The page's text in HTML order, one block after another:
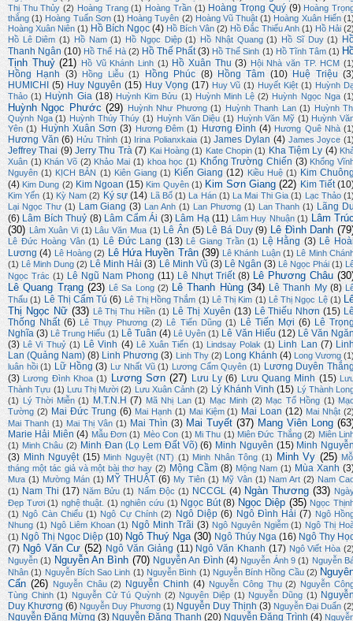
Thị Thu Thủy (2) Hoàng Trang (1) Hoàng Trần (1) Hoàng Trọng Quý (9) Hoàng
thắng (1) Hoàng Tuấn Sơn (1) Hoàng Tuyên (2) Hoàng Vũ Thuật (1) Hoàng Xuân Hiến
Hoàng Xuân Niên (1) Hồ Bích Ngọc (4) Hồ Bích Vân (2) Hồ Đắc Thiếu Anh (1) Hồ Hải
Hồ Lê Diêm (1) Hồ Nam (1) Hồ Ngọc Diệp (1) Hồ Nhật Quang (1) Hồ Sĩ Duy (1)
Thanh Ngân (10) Hồ Thế Hà (2) Hồ Thế Phất (3) Hồ Thế Sinh (1) Hồ Tĩnh Tâm (1)
Tịnh Thuỷ (21) Hồ Vũ Khánh Linh (1) Hồ Xuân Thu (3) Hội Nhà văn TP. HCM
Hồng Hạnh (3) Hồng Liễu (1) Hồng Phúc (8) Hồng Tâm (10) Huệ Triệu
HUMICHI
(5) Huy Nguyên (15) Huy Vọng (17) Huy Vũ (1) Huyết Kiệt (1) Huỳnh
Thảo (1) Huỳnh Gia (18) Huỳnh Kim Bửu (1) Huỳnh Minh Lệ (2) Huỳnh Ngọc Nga
Huỳnh Ngọc Phước (29) Huỳnh Như Phương (1) Huỳnh Thanh Lan (1)
Huỳnh
Quỳnh Nga (1) Huỳnh Thúy Thúy (1) Huỳnh Văn Diệu (1) Huỳnh Văn Mỹ (1) Huỳnh
Yên (1) Huỳnh Xuân Sơn (3) Hương Đêm (1) Hương Đình (4) Hương Quê Nhà
Hương Văn (6) Hửu Thỉnh (1) Irina Polianxkaia (1) James Dylan (4) James Joyce
Jeffrey Thai (9) Jerry Thu Trà (7) Kai Hoàng (1) Kate Chopin (1) Kha Tiệm Ly (4)
Xuân (1) Khán Võ (2) Khảo Mai (1) khoa học (1) Khổng Trường Chiến (3) Khổng
Nguyên (1) KỊCH BẢN (1) Kiên Giang (1) Kiến Giang (12) Kiều Huệ (1) Kim
(4) Kim Dung (2) Kim Ngoan (15) Kim Quyên (1) Kim Sơn Giang (22) Kim Tiết
Kim Yến (1) Kỳ Nam (2) Ký sự (14) Lã Bố (1) La Hán (1) La Mai Thi Gia (1) Lạc Thảo
Lại Ngọc Thư (1) Lam Giang (3) Lan Anh (1) Lan Phương (1) Lan Thanh (1) Lãng
(6) Lâm Bích Thuỷ (8) Lâm Cẩm Ái (3) Lâm Hạ (11) Lâm Huy Nhuận (1) Lâm
(30) Lâm Xuân Vi (1) Lâu Văn Mua (1) Lê Ân (5) Lê Bá Duy (9) Lê Đình Danh
Lê Đức Hoàng Vân (1) Lê Đức Lang (13) Lê Giang Trần (1) Lệ Hằng (3) Lê
Lương (4) Lê Hoàng (2) Lê Hứa Huyền Trân (39) Lê Khánh Luận (1) Lê Minh
(1) Lê Minh Dung (2) Lê Minh Hải (3) Lê Minh Vũ (3) Lê Ngân (3) Lê Ngọc Phái (1)
Ngọc Trác (1) Lê Ngũ Nam Phong (11) Lê Nhựt Triết (8) Lê Phương Châu
Lê Quang Trạng (23) Lê Sa Long (2) Lê Thanh Hùng (34) Lê Thanh My (8)
Thấu (1) Lê Thị Cẩm Tú (6) Lê Thị Hồng Thắm (1) Lê Thị Kim (1) Lê Thị Ngọc Lệ (1)
Thị Ngọc Nữ (33) Lê Thị Thu Hiền (1) Lê Thị Xuyên (13) Lê Thiếu Nhơn (15)
Thống Nhất (6) Lê Thụy Phương (2) Lê Tiến Dũng (1) Lê Tiến Mợi (6) Lê
Nghĩa (3) Lê Trung Hiếu (1) Lê Tuân (4) Lê Uyên (1) Lê Văn Hiếu (12) Lê Văn
(3) Lê Vi Thuỷ (1) Lê Vinh (4) Lê Xuân Tiến (1) Lindsay Polak (1) Linh Lan (7)
Lan (Quảng Nam) (8) Linh Phương (3) Linh Thy (2) Long Khánh (4) Long Vương
luân hồi (1) Lữ Hồng (3) Lư Nhất Vũ (1) Lương Cẩm Quyên (1) Lương Duyên
(3) Lương Đình Khoa (1) Lương Sơn (27) Lưu Ly (6) Lưu Quang Minh (15)
Thành Tựu (1) Lưu Thị Mười (2) Lưu Xuân Cảnh (2) Lý Khánh Vinh (15) Lý Thành
(1)
Lý Thời Miễn (1) M.T.N.H (7) Mã Nhị Lan (1) Mạc Minh (2) Mạc Tố Hồng (1)
Tường (2) Mai Đức Trung (6) Mai Hạnh (1) Mai Kiệm (1) Mai Loan (12) Mai Nhật
Mai Thanh (1) Mai Thị Vân (1) Mai Thìn (3) Mai Tuyết (37) Mang Viên Long
Marie Hải Miên (4) Mẫu Đơn (1) Mèo Con (1) Mi Thu (1) Miên Đức Thắng (2) Miên
(1) Minh Châu (2) Minh Đan (Lọ Lem Đất Võ) (6) Minh Nguyên (15) Minh
(3) Minh Nguyệt (15) Minh Nguyệt (NT) (1) Minh Nhân Tông (1) Minh Vy (25)
tháng một tác giả và một bài thơ hay (2) Mộng Cầm (8) Mộng Nam (1) Mùa Xanh
Mưa (1) Mường Mán (1) MỸ THUẬT (6) My Tiên (1) Mỹ Vân (1) Nam Art (2) Nam
(1) Nam Thi (17) Năm Bửu (1) Nấm Độc (1) NCCGL (4) Ngàn Thương (33)
Đẹp Tươi (1) nghệ thuật. (1) nghiên cứu (1) Ngọc Bút (8) Ngọc Diệp (35) Ngọc
(1) Ngô Càn Chiểu (1) Ngô Cự Chính (2) Ngô Diệp (6) Ngô Đình Hải (7) Ngô
Nhung (1) Ngô Liêm Khoan (1) Ngô Minh Trãi (3) Ngô Nguyên Ngiễm (1) Ngô Thị
(1) Ngô Thị Ngọc Diệp (10) Ngô Thuý Nga (30) Ngô Thúy Nga (16) Ngô Thy
(7) Ngô Văn Cư (52) Ngô Văn Giảng (11) Ngô Văn Khanh (17) Ngô Viết Hòa
Nguyễn (1) Nguyễn An Bình (70) Nguyễn An Đình (4) Nguyễn Ánh 9 (1) Nguyễn
Nhân (1) Nguyễn Bích Sao Linh (1) Nguyễn Bình (1) Nguyễn Bính Hồng Cầu (2)
Cẩn (26) Nguyễn Châu (2) Nguyễn Chinh (4) Nguyễn Công Thụ (2) Nguyễn
Tùng Chinh (1) Nguyễn Cử Tú Quỳnh (2) Nguyên Diệp (1) Nguyễn Dũng (1)
Duy Khương (6) Nguyễn Duy Phương (1) Nguyễn Duy Thịnh (3) Nguyễn Đại Duẩn
Nguyễn Đặng Mừng (3) Nguyễn Đăng Thanh (20) Nguyễn Đăng Trình (4)